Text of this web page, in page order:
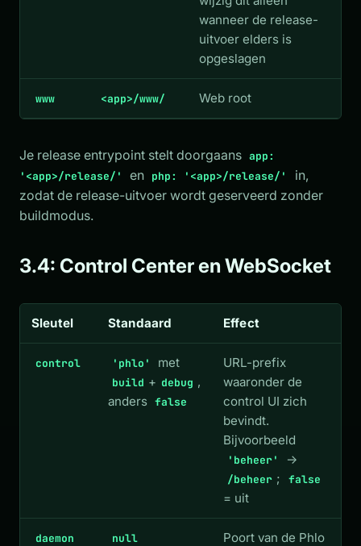
wanneer de release-
uitvoer elders is
opgeslagen
www <app>/www/ Web root
Je release entrypoint stelt doorgaans app:
'<app>/release/'
en php: '<app>/release/'
in,
zodat de release-uitvoer wordt geserveerd zonder
buildmodus.
3.4: Control Center en WebSocket
Sleutel Standaard Effect
control 'phlo' met
build + debug ,
anders false
URL-prefix
waaronder de
control UI zich
bevindt.
Bijvoorbeeld
'beheer' →
/beheer ; false
= uit
daemon null
Poort van de Phlo